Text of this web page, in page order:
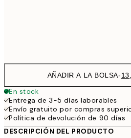
AÑADIR A LA BOLSA-
En stock
Entrega de 3-5 días laborables
Envío gratuito por compras
Política de devolución de 90 días
DESCRIPCIÓN DEL PRODUCTO